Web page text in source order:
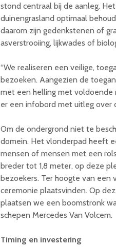
stond centraal bij de aanleg.
duinengrasland optimaal
daarom zijn gedenkstenen of
asverstrooiing, lijkwades of
“We realiseren een veilige,
bezoeken. Aangezien de
met een helling met voldoende
er een infobord met uitleg over
Om de ondergrond niet te
domein. Het vlonderpad heeft
mensen of mensen met een
breder tot 1,8 meter, op deze
bezoekers. Ter hoogte van een
ceremonie plaatsvinden. Op
plaatsen we een boomstronk
schepen Mercedes Van Volcem.
Timing en investering